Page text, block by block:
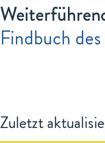
Findbuch
Zuletzt